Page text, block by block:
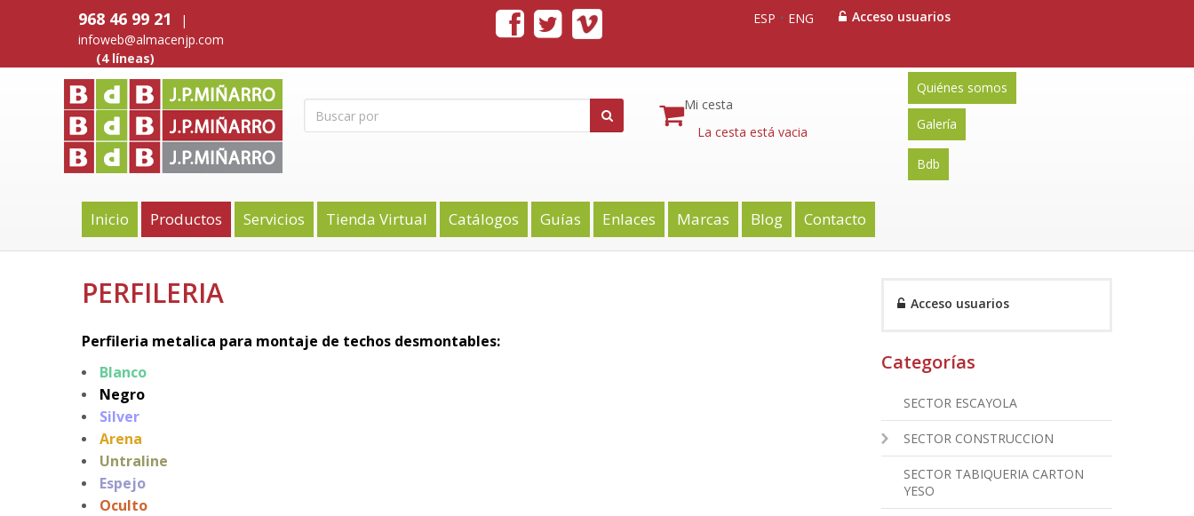
968 46 99 21
|
infoweb@almacenjp.com
(4 líneas)
Acceso usuarios
ESP ENG
Mi cesta
La cesta está vacia
Quiénes somos
Galería
Bdb
Inicio Productos Servicios Tienda Virtual Catálogos Guías Enlaces Marcas Blog Contacto
PERFILERIA
Perfileria metalica para montaje de techos desmontables:
Blanco
Negro
Silver
Arena
Untraline
Espejo
Oculto
Acceso usuarios
Categorías
SECTOR ESCAYOLA
SECTOR CONSTRUCCION
SECTOR TABIQUERIA CARTON
YESO